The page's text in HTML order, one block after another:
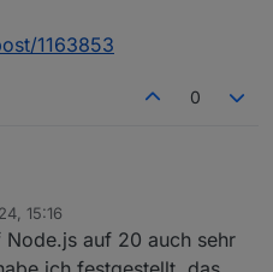
1163853
0
letzten Stand, dann passen
zu der Anzeige.
15:16
auf 20 auch sehr